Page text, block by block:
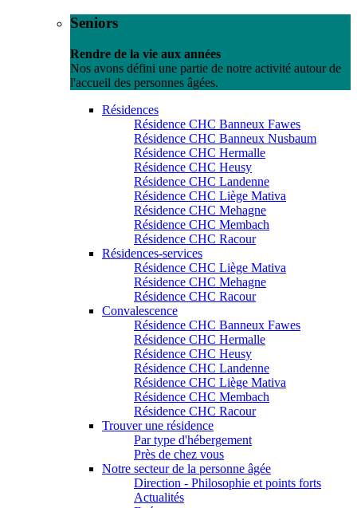
Seniors
Rendre de la vie aux années
Nos avons défini une partie de notre activité autour de
l'accueil des personnes âgées.
Résidences
Résidence CHC Banneux Fawes
Résidence CHC Banneux Nusbaum
Résidence CHC Hermalle
Résidence CHC Heusy
Résidence CHC Landenne
Résidence CHC Liège Mativa
Résidence CHC Mehagne
Résidence CHC Membach
Résidence CHC Racour
Résidences-services
Résidence CHC Liège Mativa
Résidence CHC Mehagne
Résidence CHC Racour
Convalescence
Résidence CHC Banneux Fawes
Résidence CHC Hermalle
Résidence CHC Heusy
Résidence CHC Landenne
Résidence CHC Liège Mativa
Résidence CHC Membach
Résidence CHC Racour
Trouver une résidence
Par type d'hébergement
Près de chez vous
Notre secteur de la personne âgée
Direction - Philosophie et points forts
Actualités